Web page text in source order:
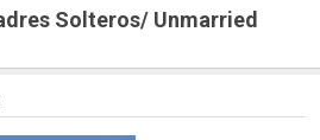
Solteros/ Unmarried